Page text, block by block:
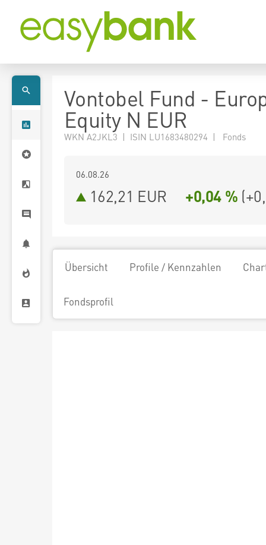
Vontobel Fund -
Equity N EUR
WKN A2JKL3 | ISIN LU1683480294 | Fonds
06.08.26
162,21 EUR +0,04 % (
Übersicht Profile / Kennzahlen
Fondsprofil